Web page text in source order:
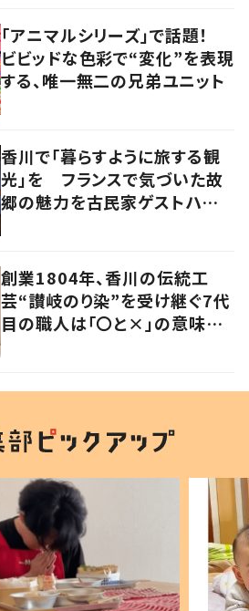
「アニマルシリーズ」で話題！
ビビッドな色彩で“変化”を表現
する、唯一無二の兄弟ユニット
香川で「暮らすように旅する観
光」を フランスで気づいた故
郷の魅力を古民家ゲストハウス
創業1804年、香川の伝統工
芸“讃岐のり染”を受け継ぐ7代
目の職人は「〇と×」の意味を